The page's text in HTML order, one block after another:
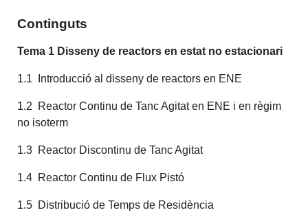
Continguts
Tema 1 Disseny de reactors en estat no estacionari
1.1 Introducció al disseny de reactors en ENE
1.2 Reactor Continu de Tanc Agitat en ENE i en règim
no isoterm
1.3 Reactor Discontinu de Tanc Agitat
1.4 Reactor Continu de Flux Pistó
1.5 Distribució de Temps de Residència